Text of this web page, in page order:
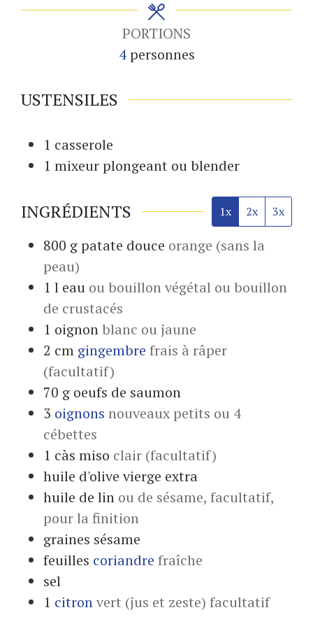
PORTIONS
4 personnes
USTENSILES
1 casserole
1 mixeurplongeant ou blender
INGRÉDIENTS 1x 2x 3x
800 gpatate douce orange (sans la
peau)
1 l eau ou bouillon végétal ou bouillon
de crustacés
1 oignonblanc ou jaune
2 cm gingembre frais à râper
(facultatif)
70 g oeufs de saumon
3 oignons nouveaux petits ou 4
cébettes
1 càs miso clair (facultatif)
huile d'olive vierge extra
huile de lin ou de sésame, facultatif,
pour la finition
graines sésame
feuilles coriandre fraîche
sel
1 citronvert (jus et zeste) facultatif